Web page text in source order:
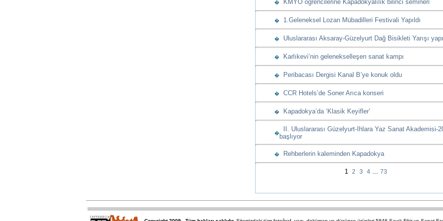
� KMYO öğrencilerine Kapadokyalılık bilinci semineri
� 1.Geleneksel Lozan Mübadilleri Festivali Yapıldı
� Uluslararası Aksaray-Güzelyurt Dağ Bisikleti Yarışı
� Karlıkevi’nin gelenekselleşen sanat kampı
� Peribacası Dergisi Kanal B’ye konuk oldu
� CCR Hotels’de Soner Arıca konseri
� Kapadokya’da ‘Klasik Keyifler’
�
II. Uluslararası Güzelyurt-Ihlara Yaz Sanat Akademisi-
başlıyor
� Rehberlerin kaleminden Kapadokya
1 2 3 4 ... 73